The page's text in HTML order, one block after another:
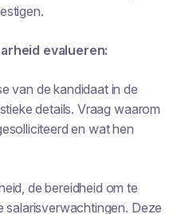
evalueren:
van de kandidaat in de
details. Vraag waarom
en wat hen
de bereidheid om te
salarisverwachtingen. Deze